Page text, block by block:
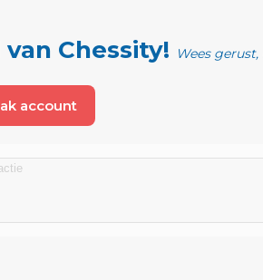
Chessity! Wees
account